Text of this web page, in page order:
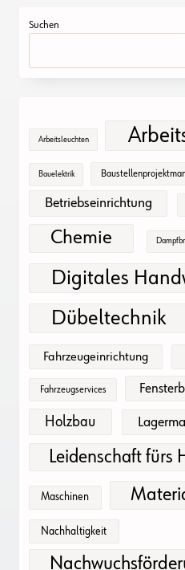
Suchen
Arbeitsleuchten
Bauelektrik
Betriebseinrichtung
Chemie
Digitales
Dübeltechnik
Fahrzeugeinrichtung
Fahrzeugservices
Holzbau
Leidenschaft fürs
Maschinen
Nachhaltigkeit